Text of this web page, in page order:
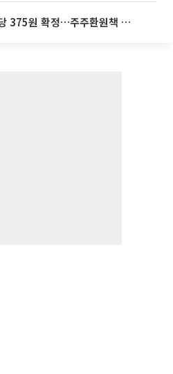
SK하이닉스, 분기배당 375원 확정…주주환원책 9월로 앞당겨 발표